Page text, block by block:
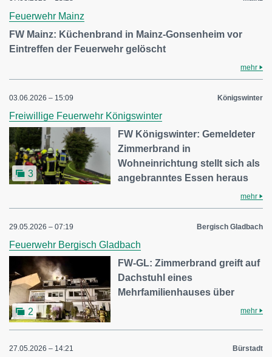
Feuerwehr Mainz
FW Mainz: Küchenbrand in Mainz-Gonsenheim vor
Eintreffen der Feuerwehr gelöscht
mehr
03.06.2026 – 15:09 Königswinter
Freiwillige Feuerwehr Königswinter
3
FW Königswinter: Gemeldeter
Zimmerbrand in
Wohneinrichtung stellt sich als
angebranntes Essen heraus
mehr
29.05.2026 – 07:19 Bergisch Gladbach
Feuerwehr Bergisch Gladbach
2
FW-GL: Zimmerbrand greift auf
Dachstuhl eines
Mehrfamilienhauses über
mehr
27.05.2026 – 14:21 Bürstadt